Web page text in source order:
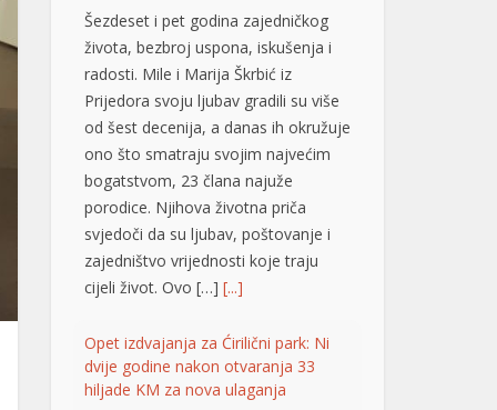
Šezdeset i pet godina zajedničkog
života, bezbroj uspona, iskušenja i
radosti. Mile i Marija Škrbić iz
Prijedora svoju ljubav gradili su više
od šest decenija, a danas ih okružuje
ono što smatraju svojim najvećim
bogatstvom, 23 člana najuže
porodice. Njihova životna priča
svjedoči da su ljubav, poštovanje i
zajedništvo vrijednosti koje traju
cijeli život. Ovo […] [...]
Opet izdvajanja za Ćirilični park: Ni
dvije godine nakon otvaranja 33
hiljade KM za nova ulaganja